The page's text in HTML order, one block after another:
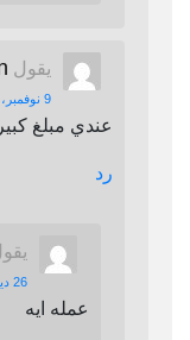
يقول
9 نوفمبر، 2021 الساعة 6:00 م
عندي مبلغ
رد
26 ديسمبر، 2022 الساعة 3:38 ص
عمله ايه